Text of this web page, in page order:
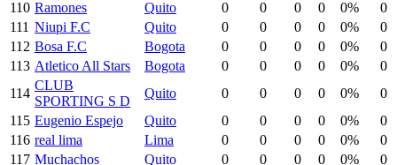
110 Ramones Quito 0 0 0 0 0%
0
111 Niupi F.C Quito 0 0 0 0 0%
0
112 Bosa F.C Bogota 0 0 0 0 0%
0
113 Atletico All Stars Bogota 0 0 0 0 0%
0
114
CLUB
SPORTING S D
Quito 0 0 0 0 0%
0
115 Eugenio Espejo Quito 0 0 0 0 0%
0
116 real lima Lima 0 0 0 0 0%
0
117 Muchachos Quito 0 0 0 0 0%
0